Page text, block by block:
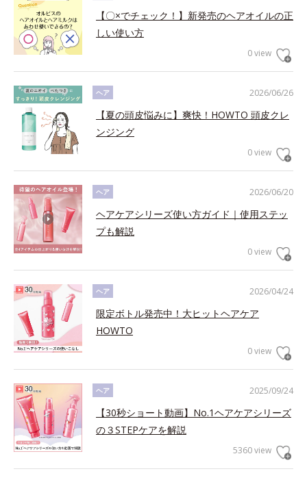
【〇×でチェック！】新発売のヘアオイルの正
しい使い方
0 view
2026/06/26
ヘア
【夏の頭皮悩みに】爽快！HOWTO 頭皮クレ
ンジング
0 view
2026/06/20
ヘア
ヘアケアシリーズ使い方ガイド｜使用ステッ
プも解説
0 view
2026/04/24
ヘア
限定ボトル発売中！大ヒットヘアケア
HOWTO
0 view
2025/09/24
ヘア
【30秒ショート動画】No.1ヘアケアシリーズ
の３STEPケアを解説
5360 view